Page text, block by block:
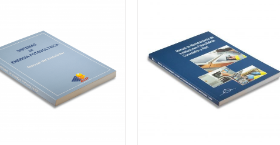
AÑADIR AL CARRITO
/
DETALLES
DETALLES